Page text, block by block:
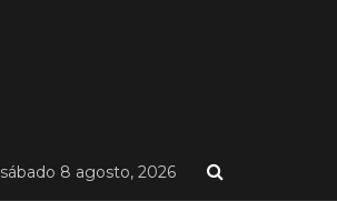
sábado 8 agosto, 2026